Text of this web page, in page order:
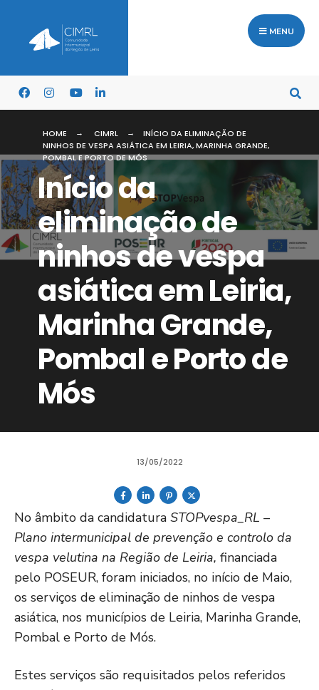
MENU
HOME CIMRL
INÍCIO DA ELIMINAÇÃO DE
NINHOS DE VESPA ASIÁTICA EM LEIRIA, MARINHA GRANDE,
POMBAL E PORTO DE MÓS
Início da
eliminação de
ninhos de vespa
asiática em Leiria,
Marinha Grande,
Pombal e Porto de
Mós
13/05/2022
No âmbito da candidatura STOPvespa_RL –
Plano intermunicipal de prevenção e controlo da
vespa velutina na Região de Leiria, financiada
pelo POSEUR, foram iniciados, no início de Maio,
os serviços de eliminação de ninhos de vespa
asiática, nos municípios de Leiria, Marinha Grande,
Pombal e Porto de Mós.
Estes serviços são requisitados pelos referidos